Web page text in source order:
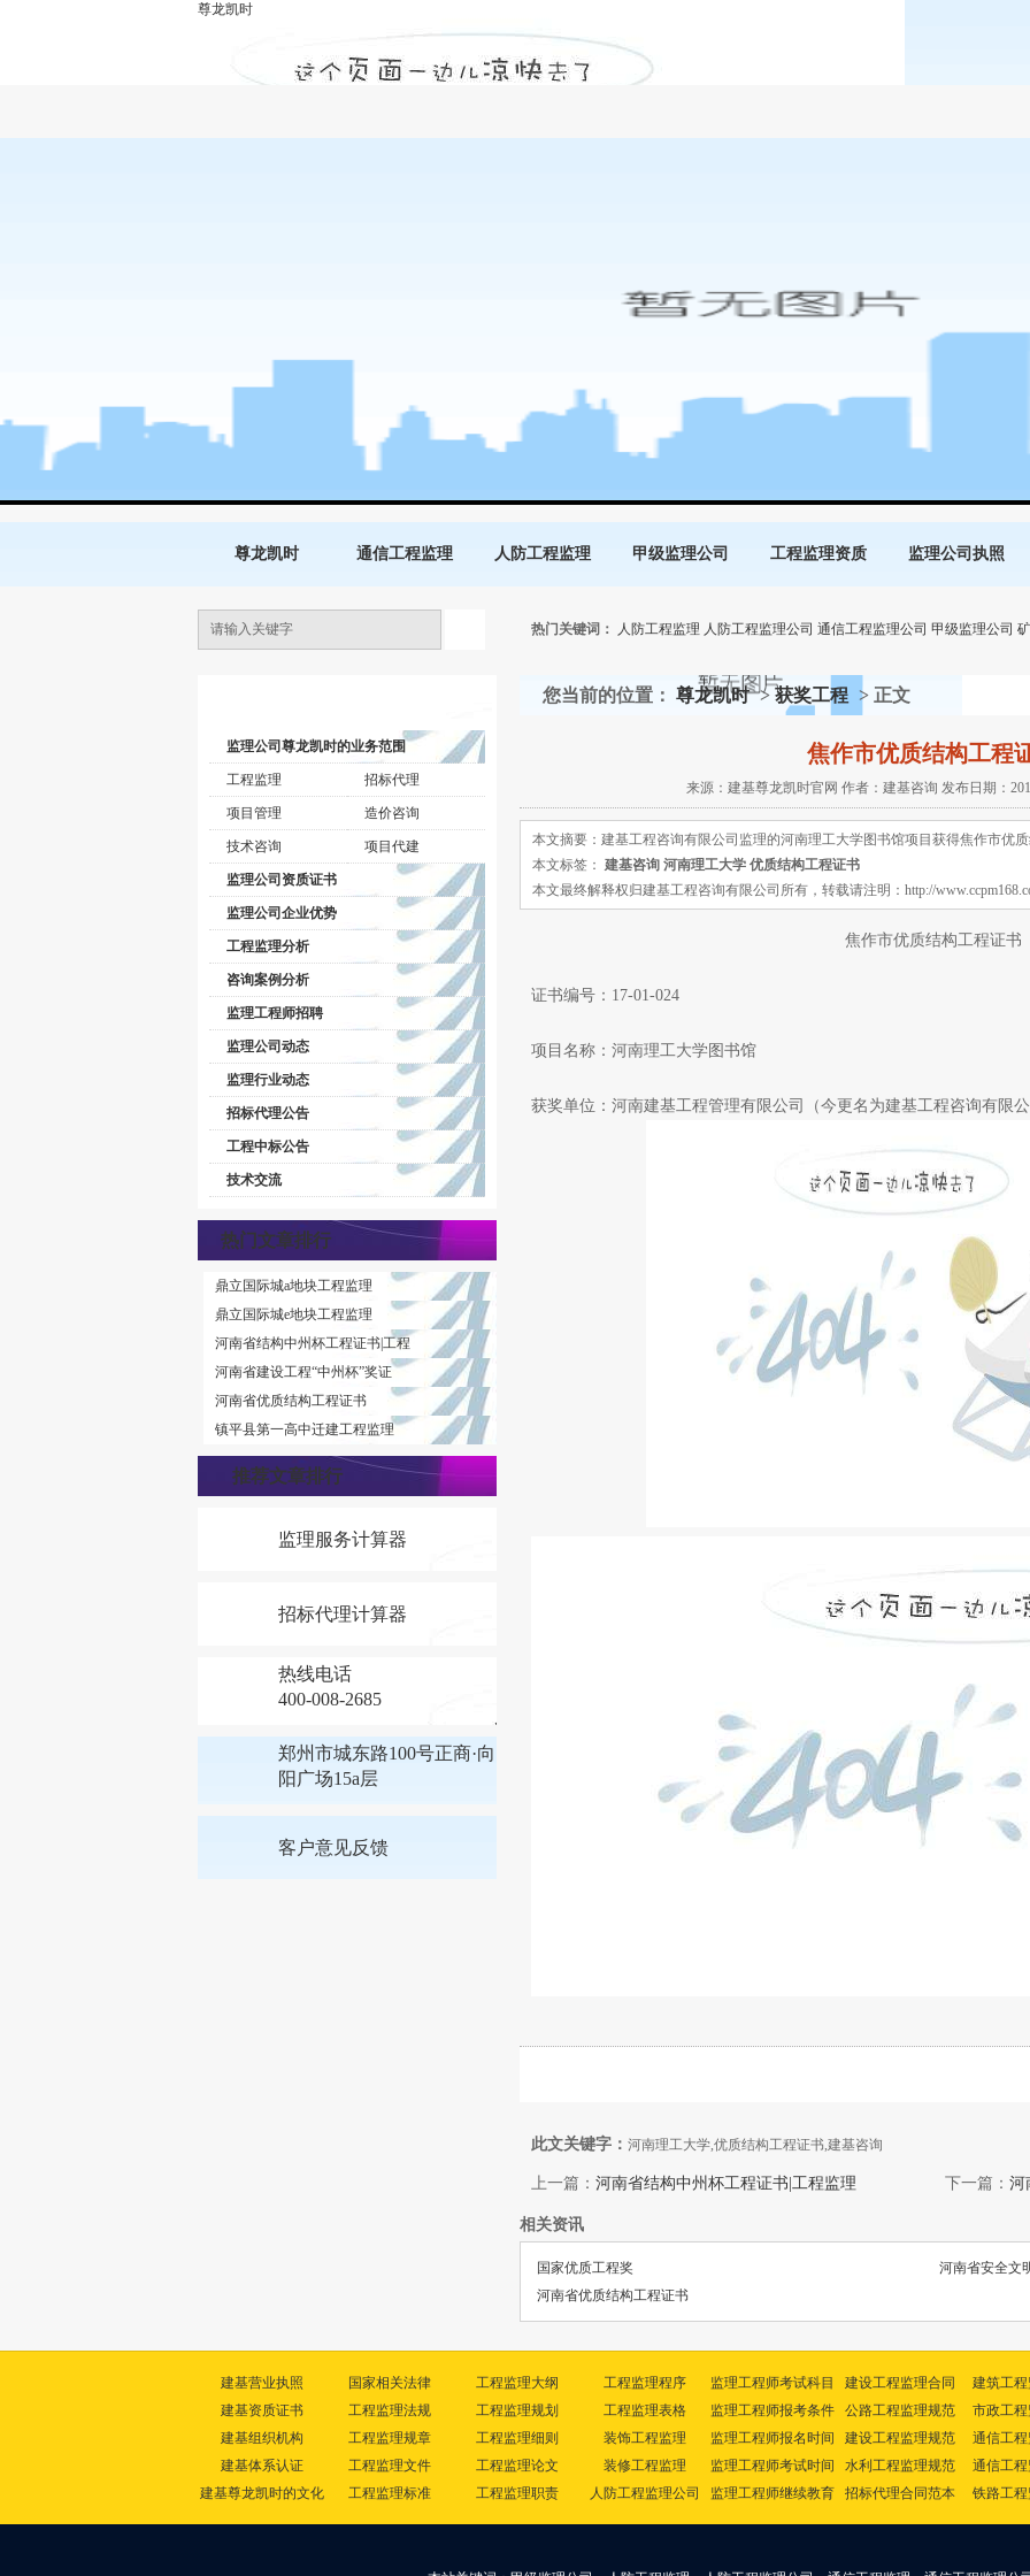
焦作市优质结构工程证书-尊龙凯时
尊龙凯时
尊龙凯时 通信工程监理 人防工程监理 甲级监理公司 工程监理资质 监理公司执照
热门关键词： 人防工程监理 人防工程监理公司 通信工程监理公司 甲级监理公司
监理公司尊龙凯时的业务范围
工程监理 招标代理
项目管理 造价咨询
技术咨询 项目代建
监理公司资质证书
监理公司企业优势
工程监理分析
咨询案例分析
监理工程师招聘
监理公司动态
监理行业动态
招标代理公告
工程中标公告
技术交流
热门文章排行
鼎立国际城a地块工程监理
鼎立国际城e地块工程监理
河南省结构中州杯工程证书|工程
河南省建设工程“中州杯”奖证
河南省优质结构工程证书
镇平县第一高中迁建工程监理
推荐文章排行
监理服务计算器
招标代理计算器
热线电话
400-008-2685
郑州市城东路100号正商·向
阳广场15a层
客户意见反馈
您当前的位置： 尊龙凯时 > 获奖工程 > 正文
焦作市优质结构工程
来源：建基尊龙凯时官网 作者：建基咨询 发布日期：
本文摘要：建基工程咨询有限公司监理的河南理工大学图书馆项目获得焦作市优
本文标签： 建基咨询 河南理工大学 优质结构工程证书
本文最终解释权归建基工程咨询有限公司所有，转载请注明：http://
焦作市优质结构工程证书
证书编号：17-01-024
项目名称：河南理工大学图书馆
获奖单位：河南建基工程管理有限公司（今更名为建基工程咨询有限
此文关键字： 河南理工大学,优质结构工程证书,建基咨询
上一篇： 河南省结构中州杯工程证书|工程监理 下一篇： 河
相关资讯
国家优质工程奖
河南省安全文
河南省优质结构工程证书
建基营业执照
建基资质证书
建基组织机构
建基体系认证
建基尊龙凯时的文化
国家相关法律
工程监理法规
工程监理规章
工程监理文件
工程监理标准
工程监理大纲
工程监理规划
工程监理细则
工程监理论文
工程监理职责
工程监理程序
工程监理表格
装饰工程监理
装修工程监理
人防工程监理公司
监理工程师考试科目
监理工程师报考条件
监理工程师报名时间
监理工程师考试时间
监理工程师继续教育
建设工程监理合同
公路工程监理规范
建设工程监理规范
水利工程监理规范
招标代理合同范本
建筑工
市政工
通信工
通信工
铁路工